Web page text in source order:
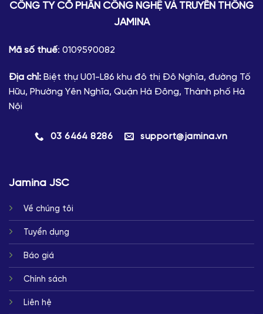
CÔNG TY CỔ PHẦN CÔNG NGHỆ VÀ TRUYỀN THÔNG
JAMINA
Mã số thuế: 0109590082
Địa chỉ: Biệt thự U01-L86 khu đô thị Đô Nghĩa, đường Tố
Hữu, Phường Yên Nghĩa, Quận Hà Đông, Thành phố Hà
Nội
03 6464 8286 support@jamina.vn
Jamina JSC
Về chúng tôi
Tuyển dụng
Báo giá
Chính sách
Liên hệ